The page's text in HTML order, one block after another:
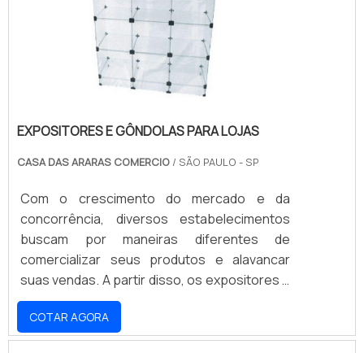
suportes e prateleiras de madeira, a
instalação da cremalheira é re.
EXPOSITORES E GÔNDOLAS PARA LOJAS
CASA DAS ARARAS COMERCIO / SÃO PAULO - SP
Com o crescimento do mercado e da
concorrência, diversos estabelecimentos
buscam por maneiras diferentes de
comercializar seus produtos e alavancar
suas vendas. A partir disso, os expositores e
gôndolas são peças essenciais para garantir
que os clientes tenham acesso aos
produtos e possam visualizar os diferentes
COTAR AGORA